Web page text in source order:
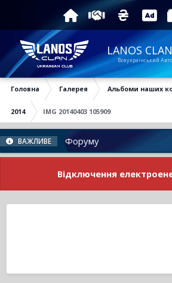
LANOS
Всеукраїнський
Головна Галерея Альбоми наших
2014 IMG 20140403 105909
ВАЖЛИВЕ
Новини Форуму
Відключення